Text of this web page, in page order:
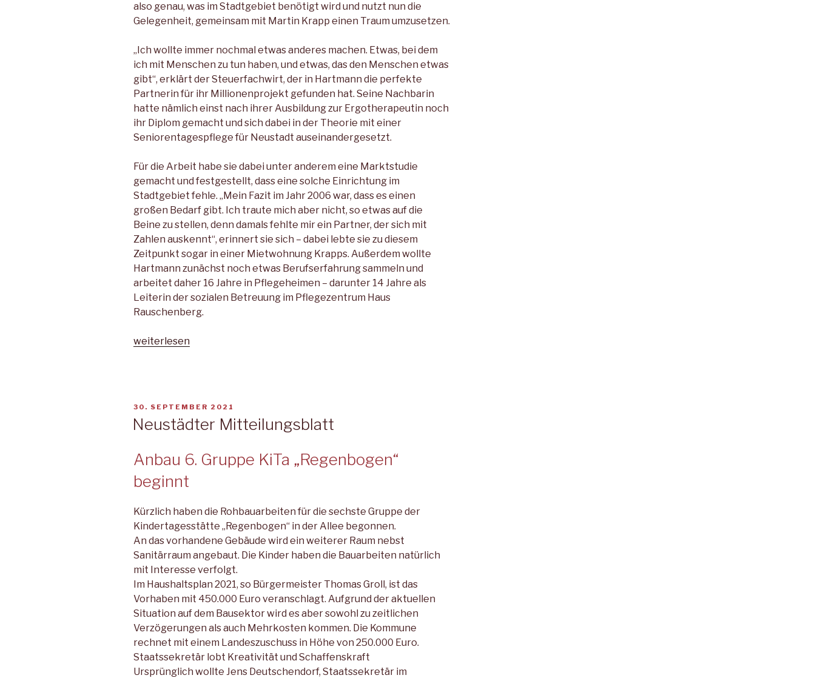
also genau, was im Stadtgebiet benötigt wird und nutzt nun die
Gelegenheit, gemeinsam mit Martin Krapp einen Traum umzusetzen.
„Ich wollte immer nochmal etwas anderes machen. Etwas, bei dem
ich mit Menschen zu tun haben, und etwas, das den Menschen etwas
gibt“, erklärt der Steuerfachwirt, der in Hartmann die perfekte
Partnerin für ihr Millionenprojekt gefunden hat. Seine Nachbarin
hatte nämlich einst nach ihrer Ausbildung zur Ergotherapeutin noch
ihr Diplom gemacht und sich dabei in der Theorie mit einer
Seniorentagespflege für Neustadt auseinandergesetzt.
Für die Arbeit habe sie dabei unter anderem eine Marktstudie
gemacht und festgestellt, dass eine solche Einrichtung im
Stadtgebiet fehle. „Mein Fazit im Jahr 2006 war, dass es einen
großen Bedarf gibt. Ich traute mich aber nicht, so etwas auf die
Beine zu stellen, denn damals fehlte mir ein Partner, der sich mit
Zahlen auskennt“, erinnert sie sich – dabei lebte sie zu diesem
Zeitpunkt sogar in einer Mietwohnung Krapps. Außerdem wollte
Hartmann zunächst noch etwas Berufserfahrung sammeln und
arbeitet daher 16 Jahre in Pflegeheimen – darunter 14 Jahre als
Leiterin der sozialen Betreuung im Pflegezentrum Haus
Rauschenberg.
„Alte
weiterlesen
VERÖFFENTLICHT
30. SEPTEMBER 2021
Neustädter Mitteilungsblatt
Anbau 6. Gruppe KiTa „Regenbogen“
beginnt
Kürzlich haben die Rohbauarbeiten für die sechste Gruppe der
Kindertagesstätte „Regenbogen“ in der Allee begonnen.
An das vorhandene Gebäude wird ein weiterer Raum nebst
Sanitärraum angebaut. Die Kinder haben die Bauarbeiten natürlich
mit Interesse verfolgt.
Im Haushaltsplan 2021, so Bürgermeister Thomas Groll, ist das
Vorhaben mit 450.000 Euro veranschlagt. Aufgrund der aktuellen
Situation auf dem Bausektor wird es aber sowohl zu zeitlichen
Verzögerungen als auch Mehrkosten kommen. Die Kommune
rechnet mit einem Landeszuschuss in Höhe von 250.000 Euro.
Staatssekretär lobt Kreativität und Schaffenskraft
Ursprünglich wollte Jens Deutschendorf, Staatssekretär im